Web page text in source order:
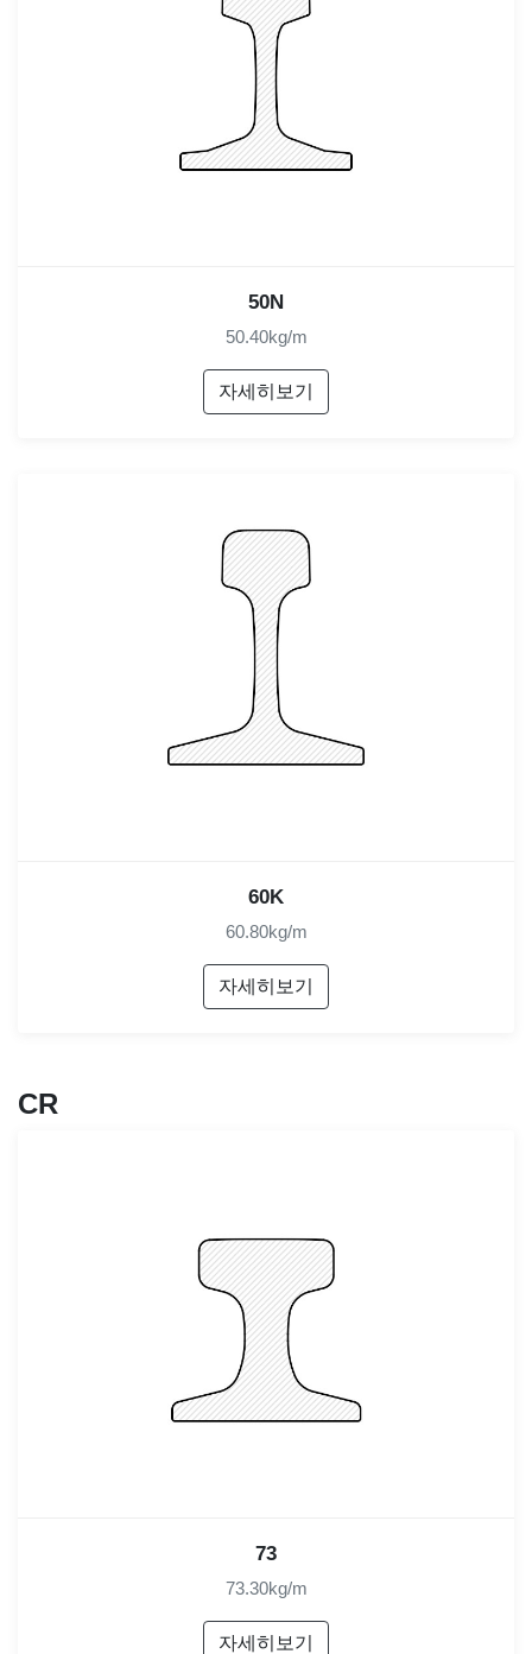
50N
50.40kg/m
자세히보기
60K
60.80kg/m
자세히보기
CR
73
73.30kg/m
자세히보기